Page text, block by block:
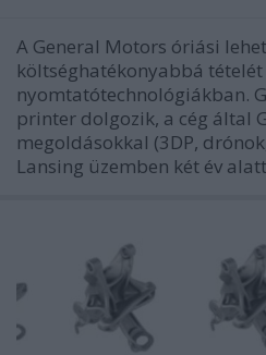
A General Motors óriási
költséghatékonyabbá
nyomtatótechnológiákban.
printer dolgozik, a cég által
megoldásokkal (3DP,
Lansing üzemben két év